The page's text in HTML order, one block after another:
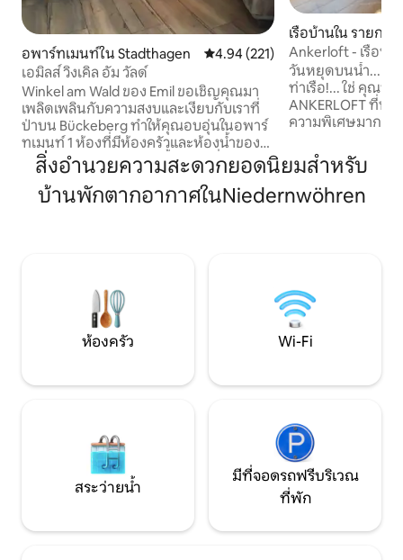
อพาร์ทเมนท์ใน Stadthagen คะแนนเฉลี่ย 4.94 จาก 5, 221 รีวิว
4.94 (221)
เอมิลส์ วิงเคิล อัม วัลด์
Winkel am Wald ของ Emil ขอเชิญคุณมา
เพลิดเพลินกับความสงบและเงียบกับเราที่
ป่าบน Bückeberg ทำให้คุณอบอุ่นในอพาร์
ทเมนท์ 1 ห้องที่มีห้องครัวและห้องน้ำของ
คุณเองพร้อมฝักบัวอาบน้ำและเครื่องซักผ้า
- เครื่องอบผ้าซึ่งเราตกแต่งด้วยความรัก +
ความเอาใจใส่ ในการทำเช่นนี้เราซื้อ
เรือบ้านใน รายการ
Ankerloft - เรือบ้า
วันหยุดบนน้ำ... แล
ท่าเรือ!... ใช่ คุณทำได้! ยินดีต้อ
ANKERLOFT ที่พั
ความพิเศษมากแ
กับข้าว โต๊ะรับปร
และทีวี รวมถึงห้อ
ห้องน้ำที่ทันสมัยข
การพักผ่อนอย่างแ
สิ่งอำนวยความสะดวกยอดนิยมสำหรับ
บ้านพักตากอากาศในNiedernwöhren
ห้องครัว Wi-Fi
สระว่ายน้ำ
มีที่จอดรถฟรีบริเวณ
ที่พัก